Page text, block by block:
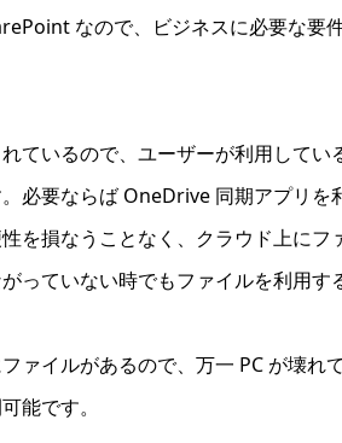
なので、ビジネスに必要な要
ているので、ユーザーが利用して
必要ならば OneDrive 同期アプリ
を損なうことなく、クラウド上にフ
っていない時でもファイルを利用す
ァイルがあるので、万一 PC が壊
能です。